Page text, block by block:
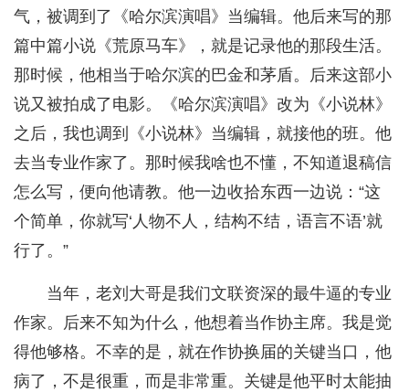
气，被调到了《哈尔滨演唱》当编辑。他后来写的那
篇中篇小说《荒原马车》，就是记录他的那段生活。
那时候，他相当于哈尔滨的巴金和茅盾。后来这部小
说又被拍成了电影。《哈尔滨演唱》改为《小说林》
之后，我也调到《小说林》当编辑，就接他的班。他
去当专业作家了。那时候我啥也不懂，不知道退稿信
怎么写，便向他请教。他一边收拾东西一边说：“这
个简单，你就写‘人物不人，结构不结，语言不语’就
行了。”
当年，老刘大哥是我们文联资深的最牛逼的专业
作家。后来不知为什么，他想着当作协主席。我是觉
得他够格。不幸的是，就在作协换届的关键当口，他
病了，不是很重，而是非常重。关键是他平时太能抽